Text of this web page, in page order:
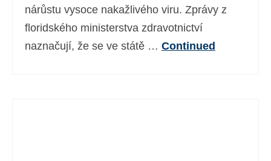
nárůstu vysoce nakažlivého viru. Zprávy z
floridského ministerstva zdravotnictví
naznačují, že se ve státě … Continued